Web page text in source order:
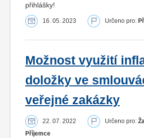
přihlášky!
16. 05. 2023 Určeno pro:
Možnost využití
doložky ve
veřejné zakázky
22. 07. 2022 Určeno pro:
Příjemce